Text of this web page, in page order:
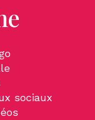
sociaux